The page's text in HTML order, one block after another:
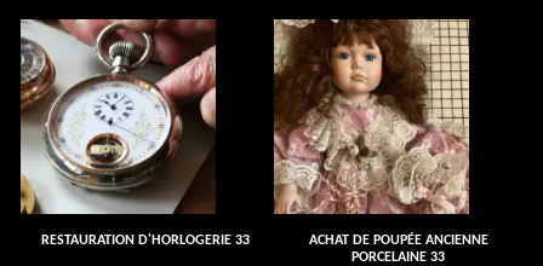
RESTAURATION D'HORLOGERIE 33
ACHAT DE POUPÉE ANCIENNE
PORCELAINE 33